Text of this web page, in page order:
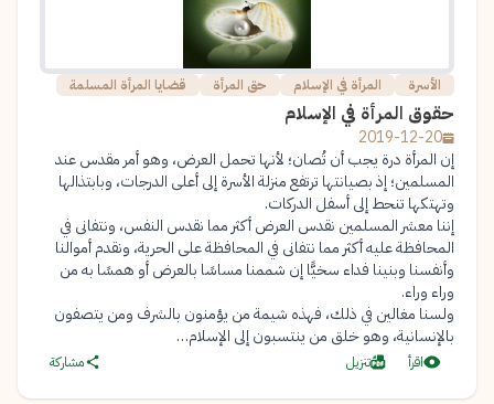
الأسرة المرأة في الإسلام حق المرأة قضايا المرأة المسلمة
حقوق المرأة في الإسلام
2019-12-20
إن المرأة درة يجب أن تُصان؛ لأنها تحمل العرض، وهو أمر مقدس عند
المسلمين؛ إذ بصيانتها ترتفع منزلة الأسرة إلى أعلى الدرجات، وبابتذالها
وتهتكها تنحط إلى أسفل الدركات.
إننا معشر المسلمين نقدس العرض أكثر مما نقدس النفس، ونتفانى في
المحافظة عليه أكثر مما نتفانى في المحافظة على الحرية، ونقدم أموالنا
وأنفسنا وبنينا فداء سخيًّا إن شممنا مساسًا بالعرض أو همسًا به من
وراء وراء.
ولسنا مغالين في ذلك، فهذه شيمة من يؤمنون بالشرف ومن يتصفون
بالإنسانية، وهو خلق من ينتسبون إلى الإسلام…
اقرأ تنزيل مشاركة